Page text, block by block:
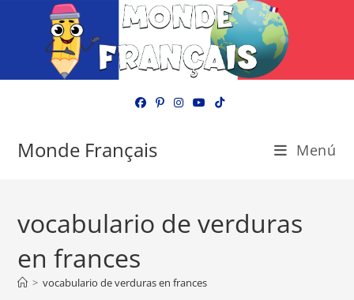
Monde Français Menú
vocabulario de verduras
en frances
> vocabulario de verduras en frances